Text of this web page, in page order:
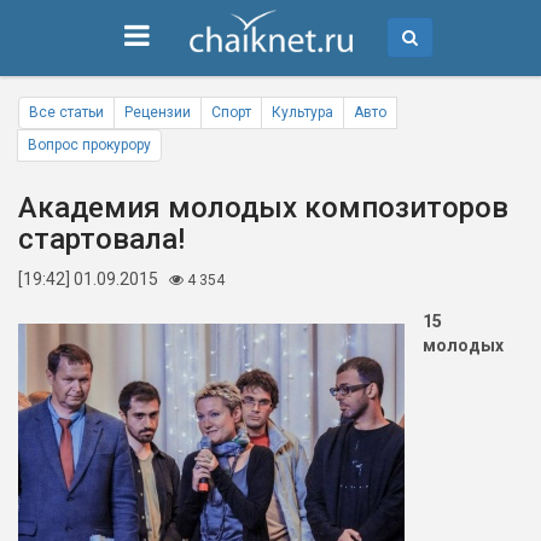
Все статьи Рецензии Спорт Культура
Авто
Вопрос прокурору
Академия молодых композиторов
стартовала!
[19:42] 01.09.2015 4 354
15
молодых